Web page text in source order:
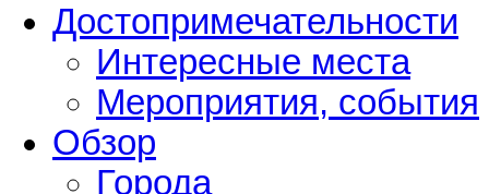
Достопримечательности
Интересные места
Мероприятия, события
Обзор
Города